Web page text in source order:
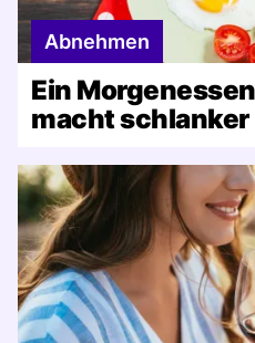
Abnehmen
Ein
macht